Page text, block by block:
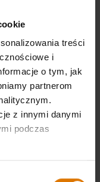
treści
i
o tym, jak
partnerom
z innymi danymi
podczas
stolik boczny
3.9 (16)